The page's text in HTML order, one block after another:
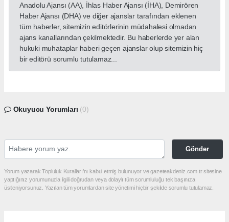
Anadolu Ajansı (AA), İhlas Haber Ajansı (İHA), Demirören
Haber Ajansı (DHA) ve diğer ajanslar tarafından eklenen
tüm haberler, sitemizin editörlerinin müdahalesi olmadan
ajans kanallarından çekilmektedir. Bu haberlerde yer alan
hukuki muhataplar haberi geçen ajanslar olup sitemizin hiç
bir editörü sorumlu tutulamaz...
Okuyucu Yorumları (0)
Gönder
Yorum yazarak Topluluk Kuralları’nı kabul etmiş bulunuyor ve gazeteakdeniz.com.tr sitesine
yaptığınız yorumunuzla ilgili doğrudan veya dolaylı tüm sorumluluğu tek başınıza
üstleniyorsunuz. Yazılan tüm yorumlardan site yönetimi hiçbir şekilde sorumlu tutulamaz.